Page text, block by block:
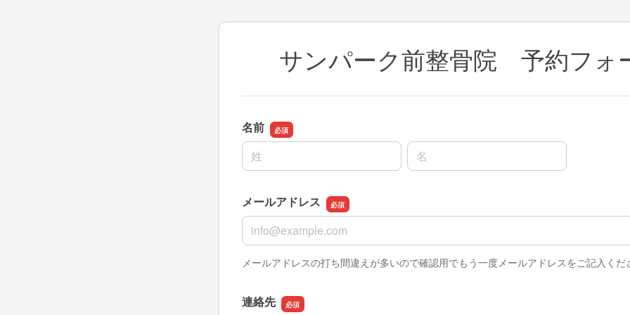
サンパーク前整骨院 予約フォ
名前
名前の姓
名前の名
メールアドレス
メールアドレス
メールアドレスの打ち間違えが多いので確認用でもう一度メールアドレスをご記入くだ
連絡先